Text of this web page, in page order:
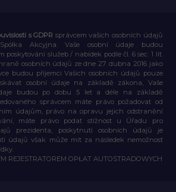
s GDPR správcem vašich osobních údajů
Akcyjna. Vaše osobní údaje budou
poskytování služeb / nabídek podle čl. 6 sec. 1 lit.
osobních údajů ze dne 27. dubna 2016 jako
budou příjemci Vašich osobních údajů pouze
osobní údaje na základě zákona, Vaše
budou po dobu 5 let a déle na základě
správcem máte právo požadovat od
údajům, právo na opravu jejich odstranění
máte právo podat stížnost u Úřadu pro
prezidenta, poskytnutí osobních údajů je
údajů však může mít za následek nemožnost
REJESTRATOREM OPŁAT AUTOSTRADOWYCH